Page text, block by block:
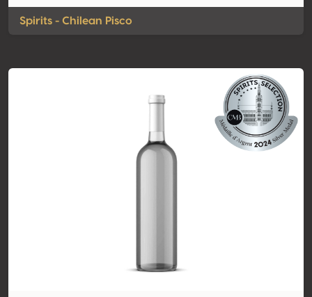
Spirits - Chilean Pisco